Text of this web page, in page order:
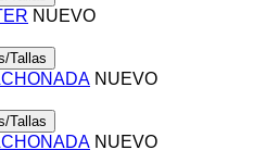
NUEVO
Tallas
NUEVO
Tallas
NUEVO